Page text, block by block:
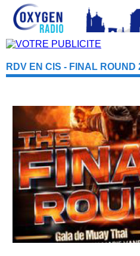
RDV EN CIS - FINAL ROUND